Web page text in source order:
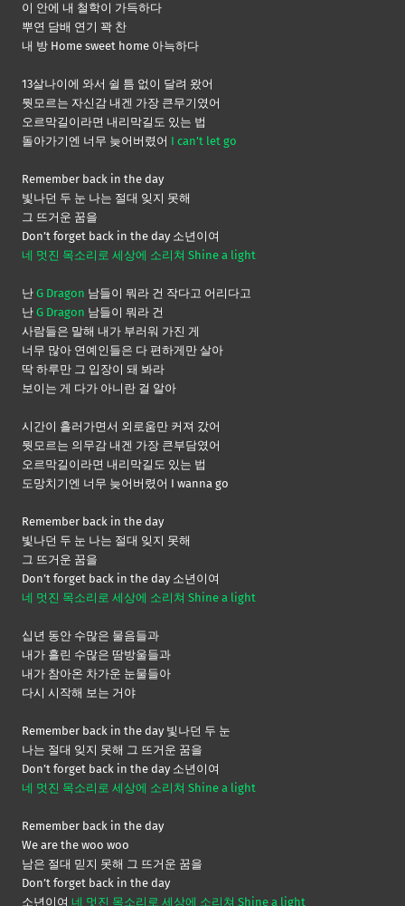
이 안에 내 철학이 가득하다
뿌연 담배 연기 꽉 찬
내 방 Home sweet home 아늑하다
13살나이에 와서 쉴 틈 없이 달려 왔어
뭣모르는 자신감 내겐 가장 큰무기였어
오르막길이라면 내리막길도 있는 법
돌아가기엔 너무 늦어버렸어 I can’t let go
Remember back in the day
빛나던 두 눈 나는 절대 잊지 못해
그 뜨거운 꿈을
Don’t forget back in the day 소년이여
네 멋진 목소리로 세상에 소리쳐 Shine a light
난 G Dragon 남들이 뭐라 건 작다고 어리다고
난 G Dragon 남들이 뭐라 건
사람들은 말해 내가 부러워 가진 게
너무 많아 연예인들은 다 편하게만 살아
딱 하루만 그 입장이 돼 봐라
보이는 게 다가 아니란 걸 알아
시간이 흘러가면서 외로움만 커져 갔어
뭣모르는 의무감 내겐 가장 큰부담였어
오르막길이라면 내리막길도 있는 법
도망치기엔 너무 늦어버렸어 I wanna go
Remember back in the day
빛나던 두 눈 나는 절대 잊지 못해
그 뜨거운 꿈을
Don’t forget back in the day 소년이여
네 멋진 목소리로 세상에 소리쳐 Shine a light
십년 동안 수많은 물음들과
내가 흘린 수많은 땀방울들과
내가 참아온 차가운 눈물들아
다시 시작해 보는 거야
Remember back in the day 빛나던 두 눈
나는 절대 잊지 못해 그 뜨거운 꿈을
Don’t forget back in the day 소년이여
네 멋진 목소리로 세상에 소리쳐 Shine a light
Remember back in the day
We are the woo woo
남은 절대 믿지 못해 그 뜨거운 꿈을
Don’t forget back in the day
소년이여 네 멋진 목소리로 세상에 소리쳐 Shine a light